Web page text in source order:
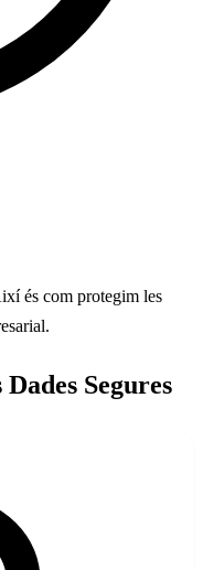
és com protegim les
Segures